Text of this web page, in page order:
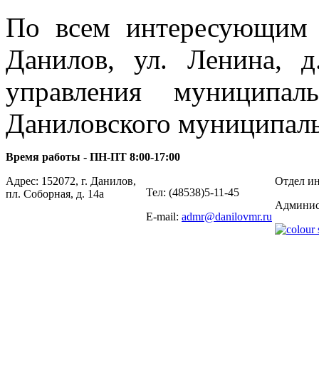
По всем интересующим
Данилов, ул. Ленина,
управления
Даниловского
Время работы - ПН-ПТ 8:00-17:00
Адрес: 152072, г. Данилов,
пл. Соборная, д. 14а
Тел: (48538)5-11-45
E-mail: admr@danilovmr.ru
Отдел